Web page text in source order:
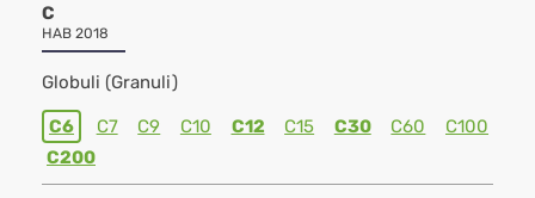
C
HAB 2018
Globuli (Granuli)
C6 C7 C9 C10 C12 C15 C30 C60
C100
C200